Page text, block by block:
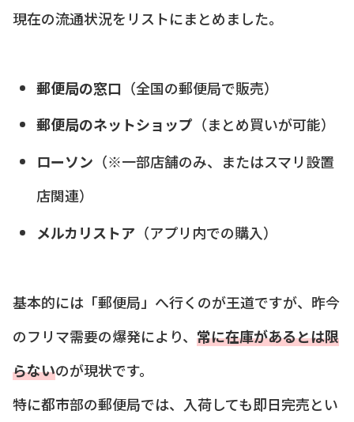
現在の流通状況をリストにまとめました。
郵便局の窓口 （全国の郵便局で販売）
郵便局のネットショップ （まとめ買いが可能）
ローソン （※一部店舗のみ、またはスマリ設置
店関連）
メルカリストア （アプリ内での購入）
基本的には「郵便局」へ行くのが王道ですが、昨今
のフリマ需要の爆発により、 常に在庫があるとは限
らないのが現状です。
特に都市部の郵便局では、入荷しても即日完売とい